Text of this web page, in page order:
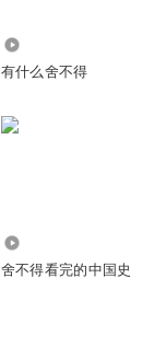
有什么舍不得
舍不得看完的中国史